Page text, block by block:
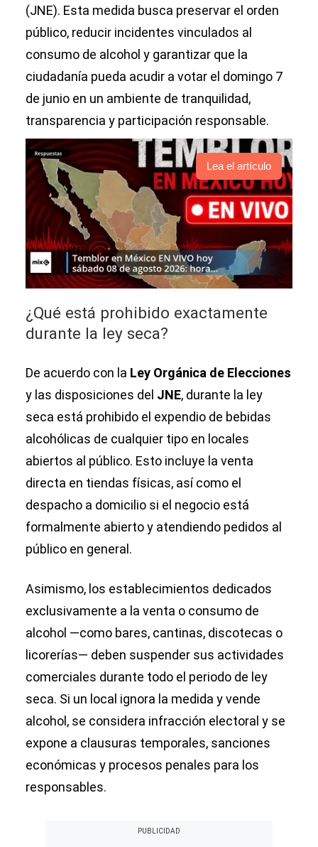
(JNE). Esta medida busca preservar el orden
público, reducir incidentes vinculados al
consumo de alcohol y garantizar que la
ciudadanía pueda acudir a votar el domingo 7
de junio en un ambiente de tranquilidad,
transparencia y participación responsable.
Lea el artículo
¿Qué está prohibido exactamente
durante la ley seca?
De acuerdo con la Ley Orgánica de Elecciones
y las disposiciones del JNE, durante la ley
seca está prohibido el expendio de bebidas
alcohólicas de cualquier tipo en locales
abiertos al público. Esto incluye la venta
directa en tiendas físicas, así como el
despacho a domicilio si el negocio está
formalmente abierto y atendiendo pedidos al
público en general.
Asimismo, los establecimientos dedicados
exclusivamente a la venta o consumo de
alcohol —como bares, cantinas, discotecas o
licorerías— deben suspender sus actividades
comerciales durante todo el periodo de ley
seca. Si un local ignora la medida y vende
alcohol, se considera infracción electoral y se
expone a clausuras temporales, sanciones
económicas y procesos penales para los
responsables.